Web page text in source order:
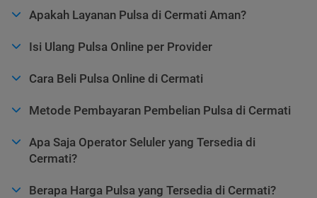
Apakah Layanan Pulsa di Cermati Aman?
Isi Ulang Pulsa Online per Provider
Cara Beli Pulsa Online di Cermati
Metode Pembayaran Pembelian Pulsa di Cermati
Apa Saja Operator Seluler yang Tersedia di
Cermati?
Berapa Harga Pulsa yang Tersedia di Cermati?